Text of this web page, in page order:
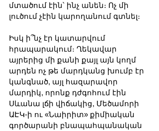
մտածում էին՝ ինչ անեն։ Ոչ մի
լուծում չէին կարողանում գտնել։
Իսկ ի՞նչ էր կատարվում
հրապարակում։ Ղեկավար
այրերից մի քանի քայլ այն կողմ
արդեն ոչ թե մարդկանց խումբ էր
կանգնած, այլ հազարավոր
մարդիկ, որոնք դժգոհում էին
Սևանա լճի վիճակից, Մեծամորի
ԱԷԿ-ի ու «Նաիրիտ» քիմիական
գործարանի բնապահպանական